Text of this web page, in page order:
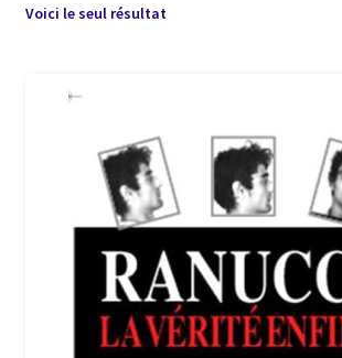
Connection
Listes d’Envies
Livres de Peter Randa
Livres de Philippe Randa
Login Customizer
Newsletter
Nous Contacter
Voici le seul résultat